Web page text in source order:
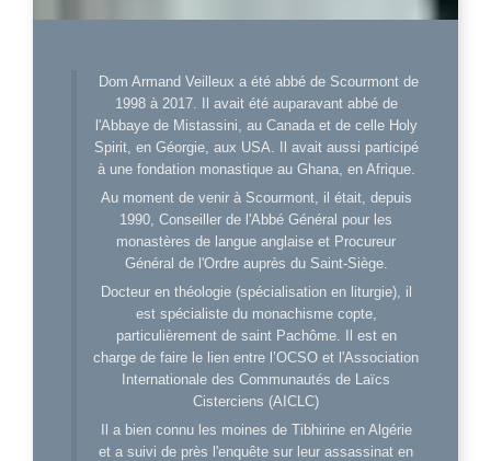
Dom Armand Veilleux a été abbé de Scourmont de
1998 à 2017. Il avait été auparavant abbé de
l'Abbaye de Mistassini, au Canada et de celle Holy
Spirit, en Géorgie, aux USA. Il avait aussi participé
à une fondation monastique au Ghana, en Afrique.
Au moment de venir à Scourmont, il était, depuis
1990, Conseiller de l'Abbé Général pour les
monastères de langue anglaise et Procureur
Général de l'Ordre auprès du Saint-Siège.
Docteur en théologie (spécialisation en liturgie), il
est spécialiste du monachisme copte,
particulièrement de saint Pachôme. Il est en
charge de faire le lien entre l’OCSO et l'Association
Internationale des Communautés de Laïcs
Cisterciens (AICLC)
Il a bien connu les moines de Tibhirine en Algérie
et a suivi de près l'enquête sur leur assassinat en